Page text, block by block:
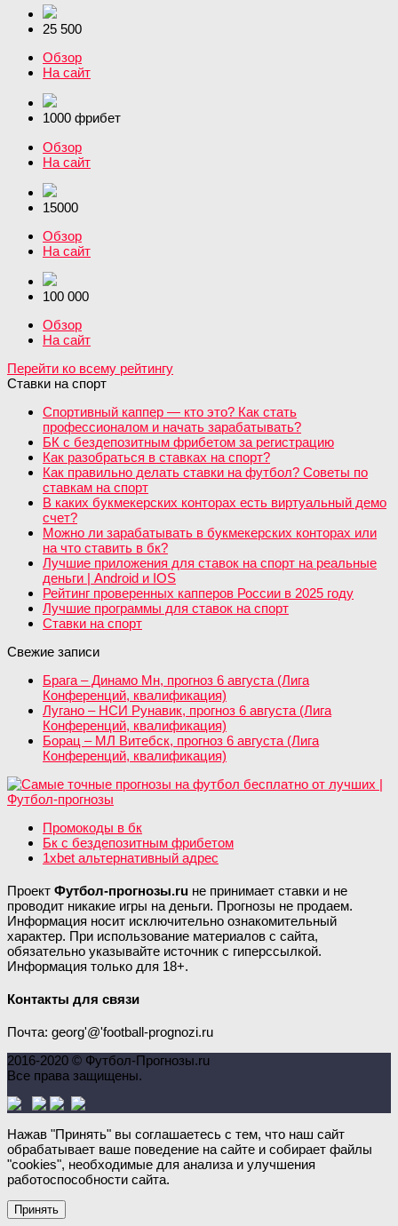
25 500
Обзор
На сайт
1000 фрибет
Обзор
На сайт
15000
Обзор
На сайт
100 000
Обзор
На сайт
Перейти ко всему рейтингу
Ставки на спорт
Спортивный каппер — кто это? Как стать
профессионалом и начать зарабатывать?
БК с бездепозитным фрибетом за регистрацию
Как разобраться в ставках на спорт?
Как правильно делать ставки на футбол? Советы по
ставкам на спорт
В каких букмекерских конторах есть виртуальный демо
счет?
Можно ли зарабатывать в букмекерских конторах или
на что ставить в бк?
Лучшие приложения для ставок на спорт на реальные
деньги | Android и IOS
Рейтинг проверенных капперов России в 2025 году
Лучшие программы для ставок на спорт
Ставки на спорт
Свежие записи
Брага – Динамо Мн, прогноз 6 августа (Лига
Конференций, квалификация)
Лугано – НСИ Рунавик, прогноз 6 августа (Лига
Конференций, квалификация)
Борац – МЛ Витебск, прогноз 6 августа (Лига
Конференций, квалификация)
Промокоды в бк
Бк с бездепозитным фрибетом
1xbet альтернативный адрес
Проект Футбол-прогнозы.ru не принимает ставки и не
проводит никакие игры на деньги. Прогнозы не продаем.
Информация носит исключительно ознакомительный
характер. При использование материалов с сайта,
обязательно указывайте источник с гиперссылкой.
Информация только для 18+.
Контакты для связи
Почта: georg'@'football-prognozi.ru
2016-2020 © Футбол-Прогнозы.ru
Все права защищены.
Нажав "Принять" вы соглашаетесь с тем, что наш сайт
обрабатывает ваше поведение на сайте и собирает файлы
"cookies", необходимые для анализа и улучшения
работоспособности сайта.
Принять